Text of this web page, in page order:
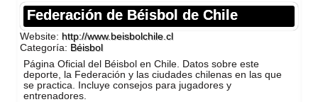
Federación de Béisbol de Chile
Website: http://www.beisbolchile.cl
Categoría: Béisbol
Página Oficial del Béisbol en Chile. Datos sobre este
deporte, la Federación y las ciudades chilenas en las que
se practica. Incluye consejos para jugadores y
entrenadores.